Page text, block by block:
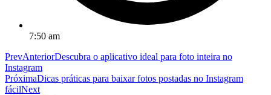
7:50 am
PrevAnteriorDescubra o aplicativo ideal para foto inteira no
Instagram
PróximaDicas práticas para baixar fotos postadas no Instagram
fácilNext